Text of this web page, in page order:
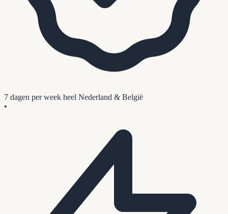
7 dagen per week heel Nederland & België
•